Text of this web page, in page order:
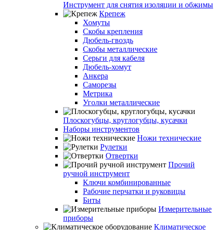
Инструмент для снятия изоляции и обжимы
Крепеж
Хомуты
Скобы крепления
Дюбель-гвоздь
Скобы металлические
Серьги для кабеля
Дюбель-хомут
Анкера
Саморезы
Метрика
Уголки металлические
Плоскогубцы, круглогубцы, кусачки
Наборы инструментов
Ножи технические
Рулетки
Отвертки
Прочий
ручной инструмент
Ключи комбинированные
Рабочие перчатки и руковицы
Биты
Измерительные
приборы
Климатическое